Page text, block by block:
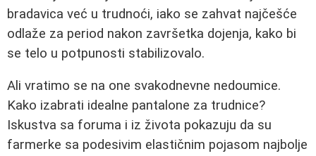
bradavica već u trudnoći, iako se zahvat najčešće
odlaže za period nakon završetka dojenja, kako bi
se telo u potpunosti stabilizovalo.
Ali vratimo se na one svakodnevne nedoumice.
Kako izabrati idealne pantalone za trudnice?
Iskustva sa foruma i iz života pokazuju da su
farmerke sa podesivim elastičnim pojasom najbolje